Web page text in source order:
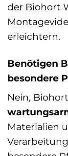
der Biohort
erleichtern.
Benötigen
besondere
Nein,
Materialien